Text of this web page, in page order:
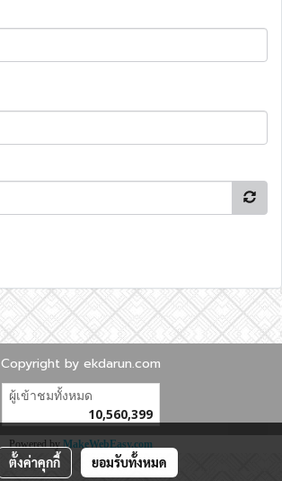
Copyright by ekdarun.com
ผู้เข้าชมทั้งหมด
10,560,399
Powered byMakeWebEasy.com
ตั้งค่าคุกกี้ ยอมรับทั้งหมด